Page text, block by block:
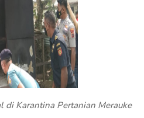
di Karantina Pertanian Merauke